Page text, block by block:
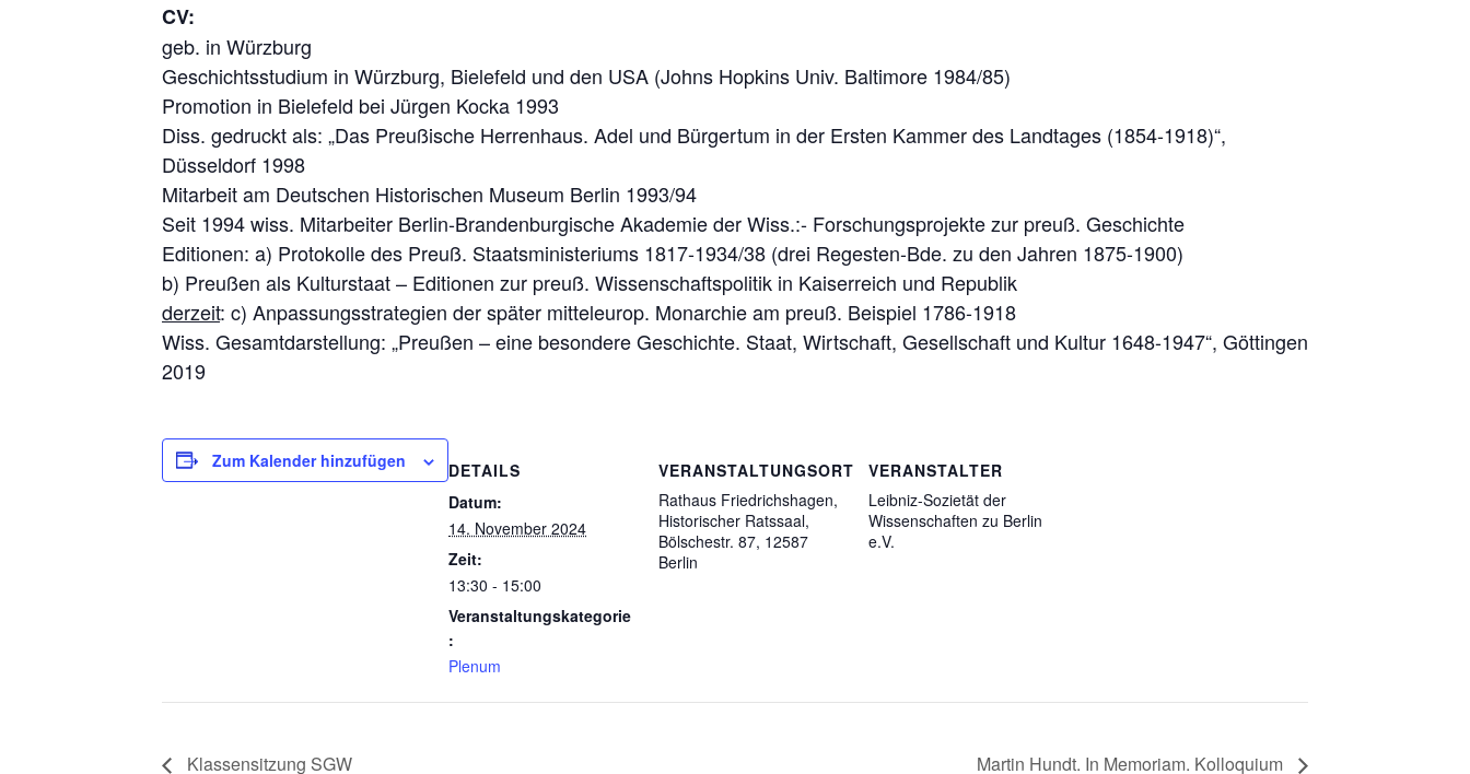
CV:
geb. in Würzburg
Geschichtsstudium in Würzburg, Bielefeld und den USA (Johns Hopkins Univ. Baltimore 1984/85)
Promotion in Bielefeld bei Jürgen Kocka 1993
Diss. gedruckt als: „Das Preußische Herrenhaus. Adel und Bürgertum in der Ersten Kammer des Landtages (1854-1918)“,
Düsseldorf 1998
Mitarbeit am Deutschen Historischen Museum Berlin 1993/94
Seit 1994 wiss. Mitarbeiter Berlin-Brandenburgische Akademie der Wiss.:- Forschungsprojekte zur preuß. Geschichte
Editionen: a) Protokolle des Preuß. Staatsministeriums 1817-1934/38 (drei Regesten-Bde. zu den Jahren 1875-1900)
b) Preußen als Kulturstaat – Editionen zur preuß. Wissenschaftspolitik in Kaiserreich und Republik
derzeit: c) Anpassungsstrategien der später mitteleurop. Monarchie am preuß. Beispiel 1786-1918
Wiss. Gesamtdarstellung: „Preußen – eine besondere Geschichte. Staat, Wirtschaft, Gesellschaft und Kultur 1648-1947“, Göttingen
2019
Zum Kalender hinzufügen
DETAILS
Datum:
14. November 2024
Zeit:
13:30 - 15:00
Veranstaltungskategorie
:
Plenum
VERANSTALTUNGSORT
Rathaus Friedrichshagen,
Historischer Ratssaal,
Bölschestr. 87, 12587
Berlin
VERANSTALTER
Leibniz-Sozietät der
Wissenschaften zu Berlin
e.V.
Klassensitzung SGW Martin Hundt. In Memoriam. Kolloquium